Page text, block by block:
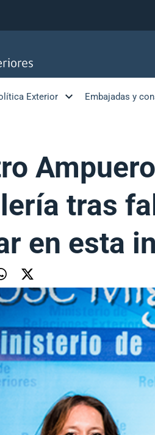
Exterior Embajadas y
tras
en esta